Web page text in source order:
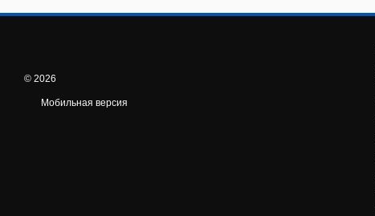
© 2026
Мобильная версия